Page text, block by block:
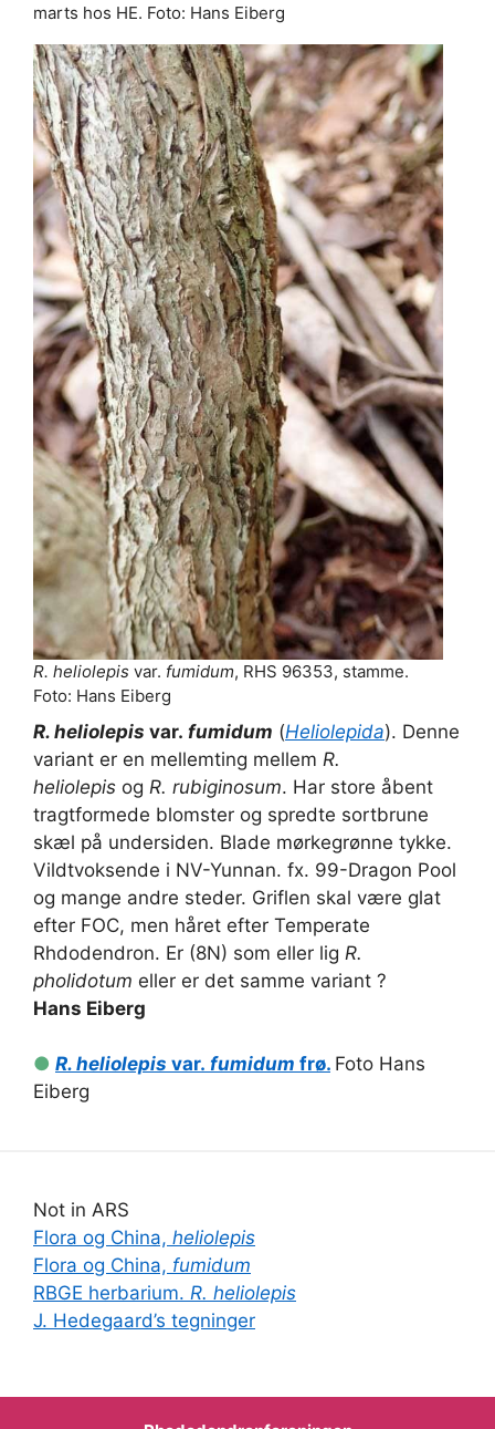
marts hos HE. Foto: Hans Eiberg
R. heliolepis var. fumidum, RHS 96353, stamme.
Foto: Hans Eiberg
R. heliolepis var. fumidum (Heliolepida). Denne
variant er en mellemting mellem R.
heliolepis og R. rubiginosum. Har store åbent
tragtformede blomster og spredte sortbrune
skæl på undersiden. Blade mørkegrønne tykke.
Vildtvoksende i NV-Yunnan. fx. 99-Dragon Pool
og mange andre steder. Griflen skal være glat
efter FOC, men håret efter Temperate
Rhdodendron. Er (8N) som eller lig R.
pholidotum eller er det samme variant ?
Hans Eiberg
● R. heliolepis var. fumidum frø. Foto Hans
Eiberg
Not in ARS
Flora og China, heliolepis
Flora og China, fumidum
RBGE herbarium. R. heliolepis
J. Hedegaard’s tegninger